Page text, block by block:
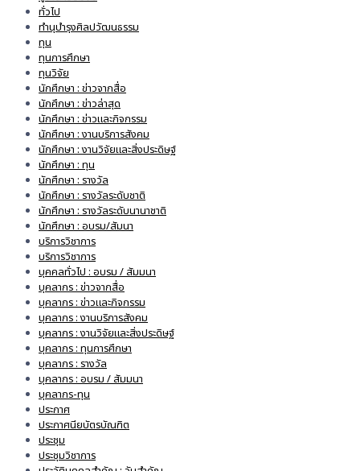
ทั่วไป
ทำนุบำรุงศิลปวัฒนธรรม
ทุน
ทุนการศึกษา
ทุนวิจัย
นักศึกษา : ข่าวจากสื่อ
นักศึกษา : ข่าวล่าสุด
นักศึกษา : ข่าวและกิจกรรม
นักศึกษา : งานบริการสังคม
นักศึกษา : งานวิจัยและสิ่งประดิษฐ์
นักศึกษา : ทุน
นักศึกษา : รางวัล
นักศึกษา : รางวัลระดับชาติ
นักศึกษา : รางวัลระดับนานาชาติ
นักศึกษา : อบรม/สัมนา
บริการวิชาการ
บริการวิชาการ
บุคคลทั่วไป : อบรม / สัมมนา
บุคลากร : ข่าวจากสื่อ
บุคลากร : ข่าวและกิจกรรม
บุคลากร : งานบริการสังคม
บุคลากร : งานวิจัยและสิ่งประดิษฐ์
บุคลากร : ทุนการศึกษา
บุคลากร : รางวัล
บุคลากร : อบรม / สัมมนา
บุคลากร-ทุน
ประกาศ
ประกาศนียบัตรบัณฑิต
ประชุม
ประชุมวิชาการ